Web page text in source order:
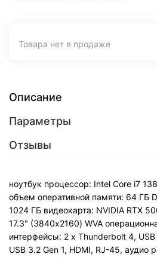
Товара нет в продаже
Описание
Параметры
Отзывы
ноутбук процессор: Intel Core i7
объем оперативной памяти: 64 ГБ
1024 ГБ видеокарта: NVIDIA RTX
17.3" (3840x2160) WVA
интерфейсы: 2 х Thunderbolt 4,
USB 3.2 Gen 1, HDMI, RJ-45, аудио